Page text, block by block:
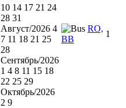
10 14 17 21 24
28 31
Август/2026 4
7 11 18 21 25
28
Сентябрь/2026
1 4 8 11 15 18
22 25 29
Октябрь/2026
2 9
RO,
BB
1